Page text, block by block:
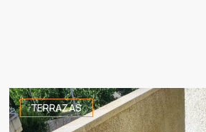
TERRAZAS